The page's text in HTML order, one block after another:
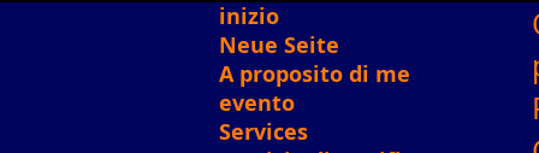
inizio
Neue Seite
A proposito di me
evento
Services